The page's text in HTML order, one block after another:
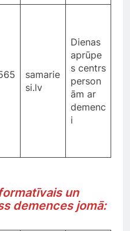
samarie
si.lv
Dienas
aprūpe
s centrs
person
ām ar
demenc
i
un
demences jomā: